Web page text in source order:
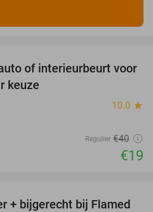
53%
of interieurbeurt voor
keuze
10.0 star
Regulier €40
€19
+ bijgerecht bij Flamed